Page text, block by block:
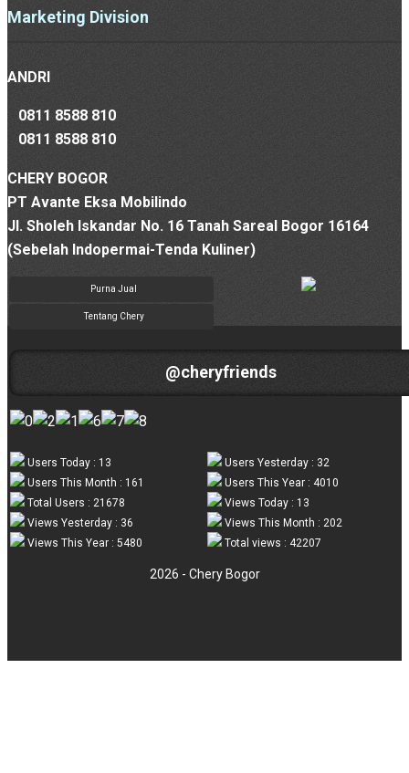
Marketing Division
ANDRI
0811 8588 810
0811 8588 810
CHERY BOGOR
PT Avante Eksa Mobilindo
Jl. Sholeh Iskandar No. 16 Tanah Sareal Bogor 16164
(Sebelah Indopermai-Tenda Kuliner)
Purna Jual
Tentang Chery
@cheryfriends
Users Today : 13
Users Yesterday : 32
Users This Month : 161
Users This Year : 4010
Total Users : 21678
Views Today : 13
Views Yesterday : 36
Views This Month : 202
Views This Year : 5480
Total views : 42207
2026 - Chery Bogor